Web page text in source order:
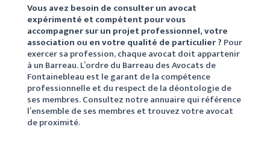
Vous avez besoin de consulter un avocat
expérimenté et compétent pour vous
accompagner sur un projet professionnel, votre
association ou en votre qualité de particulier ? Pour
exercer sa profession, chaque avocat doit appartenir
à un Barreau. L’ordre du Barreau des Avocats de
Fontainebleau est le garant de la compétence
professionnelle et du respect de la déontologie de
ses membres. Consultez notre annuaire qui référence
l’ensemble de ses membres et trouvez votre avocat
de proximité.